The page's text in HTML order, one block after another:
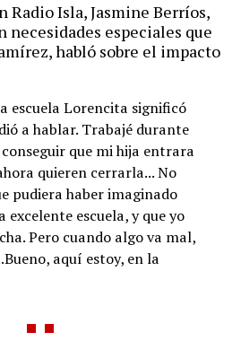
Radio Isla, Jasmine Berríos,
necesidades especiales que
habló sobre el impacto
escuela Lorencita significó
a hablar. Trabajé durante
que mi hija entrara
quieren cerrarla... No
pudiera haber imaginado
escuela, y que yo
Pero cuando algo va mal,
aquí estoy, en la